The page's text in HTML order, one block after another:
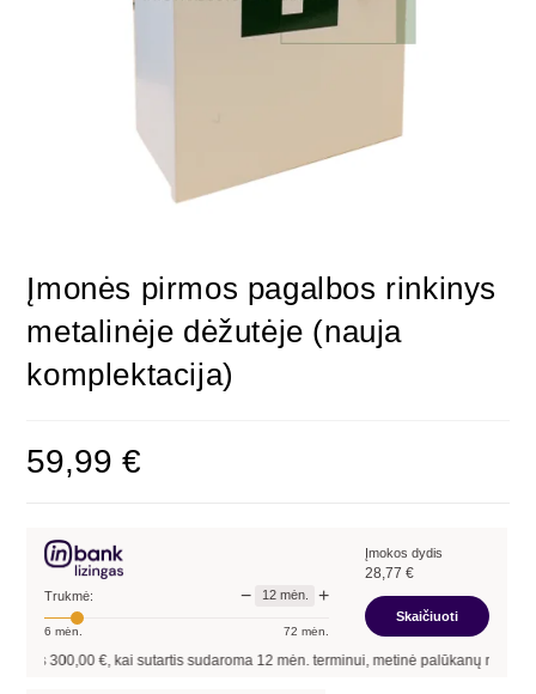
Įmonės pirmos pagalbos rinkinys
metalinėje dėžutėje (nauja
komplektacija)
59,99€
Trukmė: − 12mėn. +
6 mėn. 72 mėn.
Įmokos dydis
28,77 €
Skaičiuoti
300,00€, kai sutartis sudaroma12mėn. terminui, metinė palūkanų norma –